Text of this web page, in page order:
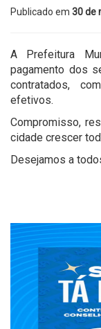
Publicado em 30 de
A Prefeitura
pagamento dos
contratados,
efetivos.
Compromisso,
cidade crescer
Desejamos a